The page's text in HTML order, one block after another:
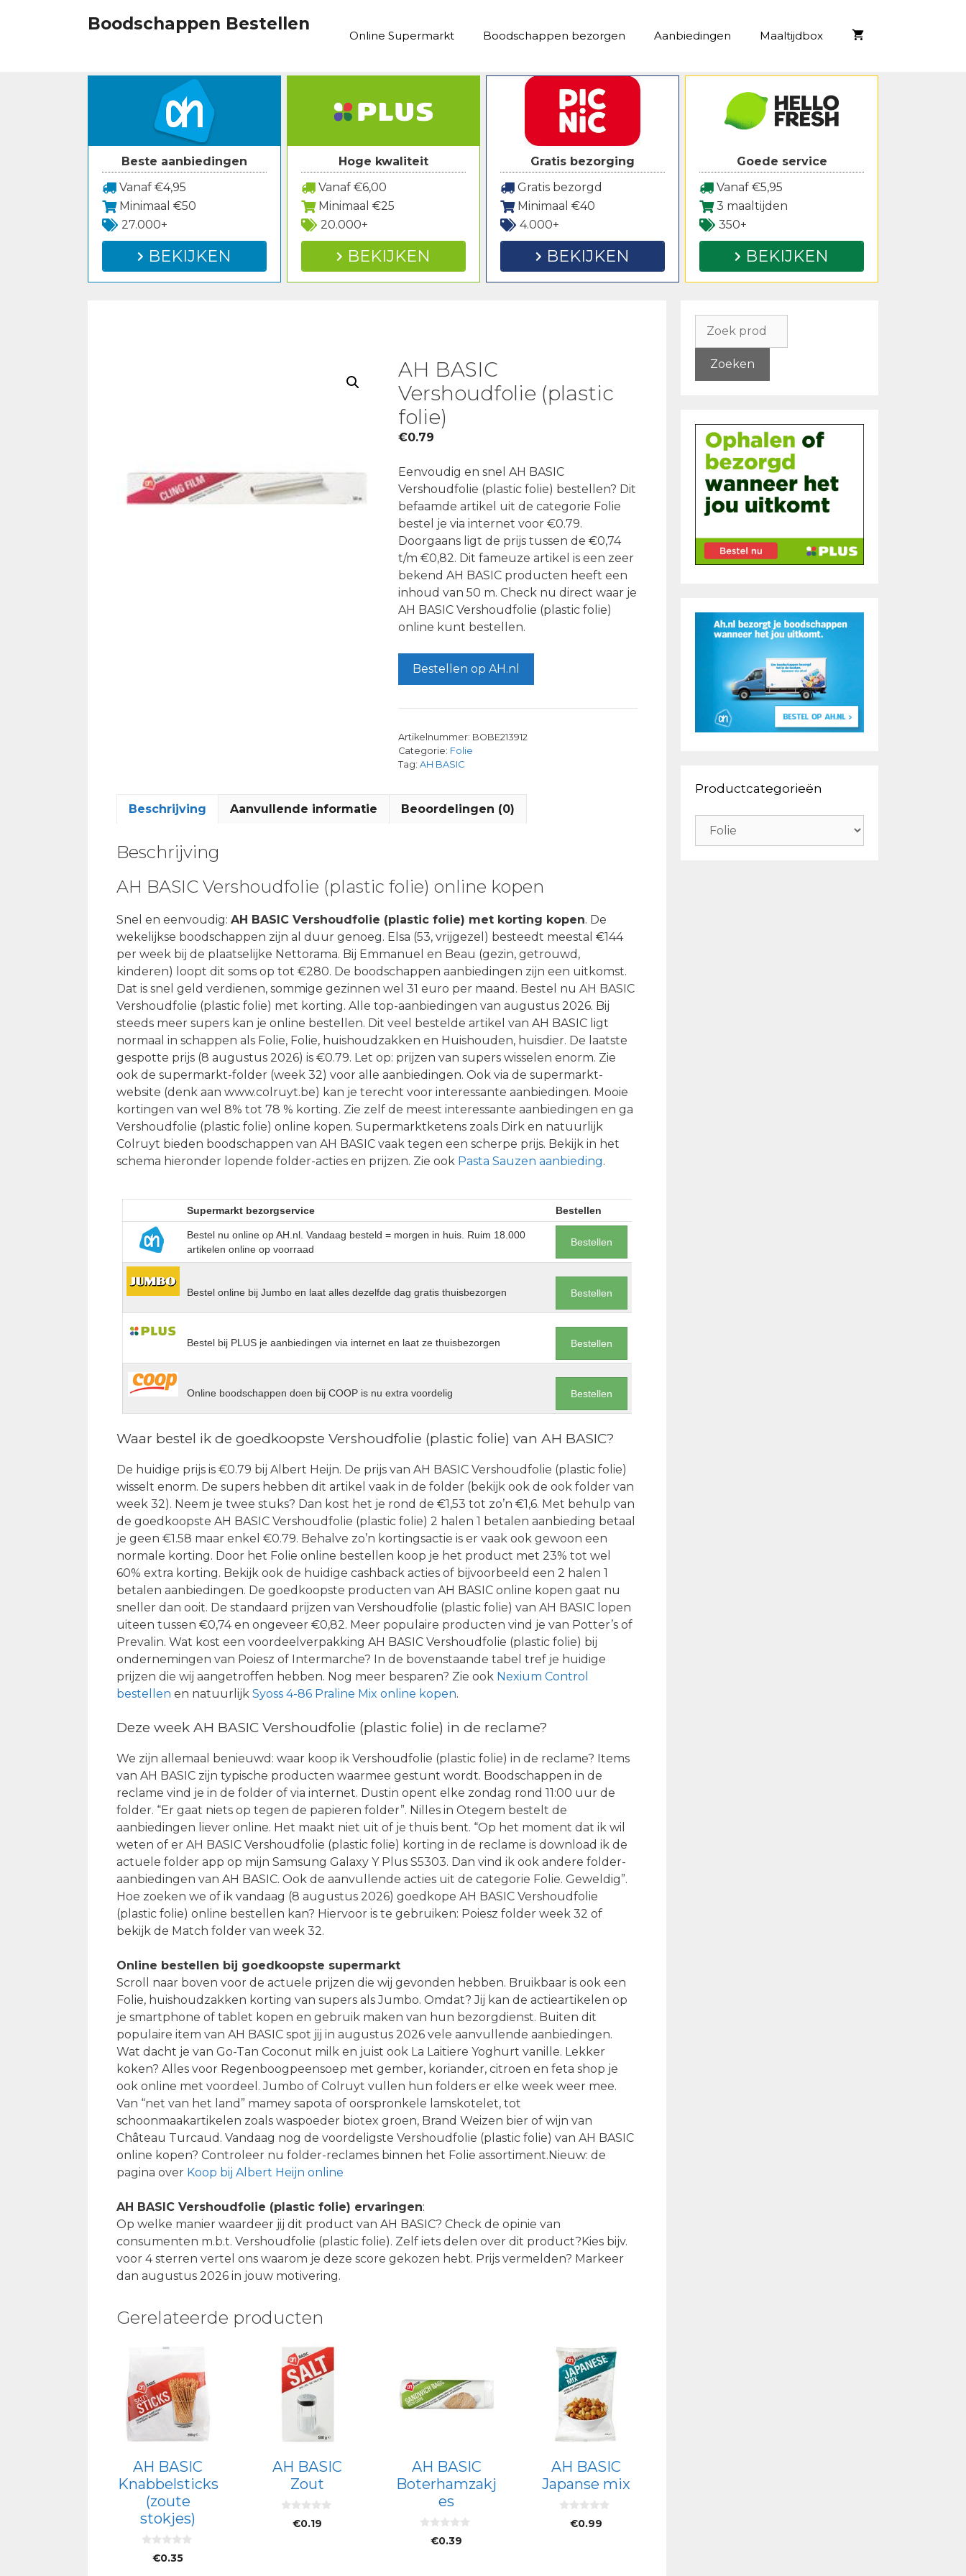
Boodschappen Bestellen
Online Supermarkt Boodschappen bezorgen Aanbiedingen Maaltijdbox
Beste aanbiedingen
Vanaf €4,95
Minimaal €50
27.000+
BEKIJKEN
Hoge kwaliteit
Vanaf €6,00
Minimaal €25
20.000+
BEKIJKEN
Gratis bezorging
Gratis bezorgd
Minimaal €40
4.000+
BEKIJKEN
Goede service
Vanaf €5,95
3 maaltijden
350+
BEKIJKEN
AH BASIC
Vershoudfolie (plastic
folie)
€0.79
Eenvoudig en snel AH BASIC
Vershoudfolie (plastic folie) bestellen? Dit
befaamde artikel uit de categorie Folie
bestel je via internet voor €0.79.
Doorgaans ligt de prijs tussen de €0,74
t/m €0,82. Dit fameuze artikel is een zeer
bekend AH BASIC producten heeft een
inhoud van 50 m. Check nu direct waar je
AH BASIC Vershoudfolie (plastic folie)
online kunt bestellen.
Bestellen op AH.nl
Artikelnummer: BOBE213912
Categorie: Folie
Tag: AH BASIC
Beschrijving Aanvullende informatie Beoordelingen (0)
Beschrijving
AH BASIC Vershoudfolie (plastic folie) online kopen
Snel en eenvoudig: AH BASIC Vershoudfolie (plastic folie) met korting kopen. De
wekelijkse boodschappen zijn al duur genoeg. Elsa (53, vrijgezel) besteedt meestal €144
per week bij de plaatselijke Nettorama. Bij Emmanuel en Beau (gezin, getrouwd,
kinderen) loopt dit soms op tot €280. De boodschappen aanbiedingen zijn een uitkomst.
Dat is snel geld verdienen, sommige gezinnen wel 31 euro per maand. Bestel nu AH BASIC
Vershoudfolie (plastic folie) met korting. Alle top-aanbiedingen van augustus 2026. Bij
steeds meer supers kan je online bestellen. Dit veel bestelde artikel van AH BASIC ligt
normaal in schappen als Folie, Folie, huishoudzakken en Huishouden, huisdier. De laatste
gespotte prijs (8 augustus 2026) is €0.79. Let op: prijzen van supers wisselen enorm. Zie
ook de supermarkt-folder (week 32) voor alle aanbiedingen. Ook via de supermarkt-
website (denk aan www.colruyt.be) kan je terecht voor interessante aanbiedingen. Mooie
kortingen van wel 8% tot 78 % korting. Zie zelf de meest interessante aanbiedingen en ga
Vershoudfolie (plastic folie) online kopen. Supermarktketens zoals Dirk en natuurlijk
Colruyt bieden boodschappen van AH BASIC vaak tegen een scherpe prijs. Bekijk in het
schema hieronder lopende folder-acties en prijzen. Zie ook Pasta Sauzen aanbieding.
Supermarkt bezorgservice Bestellen
Bestel nu online op AH.nl. Vandaag besteld = morgen in huis. Ruim 18.000
artikelen online op voorraad
Bestellen
Bestel online bij Jumbo en laat alles dezelfde dag gratis thuisbezorgen Bestellen
Bestel bij PLUS je aanbiedingen via internet en laat ze thuisbezorgen Bestellen
Online boodschappen doen bij COOP is nu extra voordelig Bestellen
Waar bestel ik de goedkoopste Vershoudfolie (plastic folie) van AH BASIC?
De huidige prijs is €0.79 bij Albert Heijn. De prijs van AH BASIC Vershoudfolie (plastic folie)
wisselt enorm. De supers hebben dit artikel vaak in de folder (bekijk ook de ook folder van
week 32). Neem je twee stuks? Dan kost het je rond de €1,53 tot zo’n €1,6. Met behulp van
de goedkoopste AH BASIC Vershoudfolie (plastic folie) 2 halen 1 betalen aanbieding betaal
je geen €1.58 maar enkel €0.79. Behalve zo’n kortingsactie is er vaak ook gewoon een
normale korting. Door het Folie online bestellen koop je het product met 23% tot wel
60% extra korting. Bekijk ook de huidige cashback acties of bijvoorbeeld een 2 halen 1
betalen aanbiedingen. De goedkoopste producten van AH BASIC online kopen gaat nu
sneller dan ooit. De standaard prijzen van Vershoudfolie (plastic folie) van AH BASIC lopen
uiteen tussen €0,74 en ongeveer €0,82. Meer populaire producten vind je van Potter’s of
Prevalin. Wat kost een voordeelverpakking AH BASIC Vershoudfolie (plastic folie) bij
ondernemingen van Poiesz of Intermarche? In de bovenstaande tabel tref je huidige
prijzen die wij aangetroffen hebben. Nog meer besparen? Zie ook Nexium Control
bestellen en natuurlijk Syoss 4-86 Praline Mix online kopen.
Deze week AH BASIC Vershoudfolie (plastic folie) in de reclame?
We zijn allemaal benieuwd: waar koop ik Vershoudfolie (plastic folie) in de reclame? Items
van AH BASIC zijn typische producten waarmee gestunt wordt. Boodschappen in de
reclame vind je in de folder of via internet. Dustin opent elke zondag rond 11:00 uur de
folder. “Er gaat niets op tegen de papieren folder”. Nilles in Otegem bestelt de
aanbiedingen liever online. Het maakt niet uit of je thuis bent. “Op het moment dat ik wil
weten of er AH BASIC Vershoudfolie (plastic folie) korting in de reclame is download ik de
actuele folder app op mijn Samsung Galaxy Y Plus S5303. Dan vind ik ook andere folder-
aanbiedingen van AH BASIC. Ook de aanvullende acties uit de categorie Folie. Geweldig”.
Hoe zoeken we of ik vandaag (8 augustus 2026) goedkope AH BASIC Vershoudfolie
(plastic folie) online bestellen kan? Hiervoor is te gebruiken: Poiesz folder week 32 of
bekijk de Match folder van week 32.
Online bestellen bij goedkoopste supermarkt
Scroll naar boven voor de actuele prijzen die wij gevonden hebben. Bruikbaar is ook een
Folie, huishoudzakken korting van supers als Jumbo. Omdat? Jij kan de actieartikelen op
je smartphone of tablet kopen en gebruik maken van hun bezorgdienst. Buiten dit
populaire item van AH BASIC spot jij in augustus 2026 vele aanvullende aanbiedingen.
Wat dacht je van Go-Tan Coconut milk en juist ook La Laitiere Yoghurt vanille. Lekker
koken? Alles voor Regenboogpeensoep met gember, koriander, citroen en feta shop je
ook online met voordeel. Jumbo of Colruyt vullen hun folders er elke week weer mee.
Van “net van het land” mamey sapota of oorspronkele lamskotelet, tot
schoonmaakartikelen zoals waspoeder biotex groen, Brand Weizen bier of wijn van
Château Turcaud. Vandaag nog de voordeligste Vershoudfolie (plastic folie) van AH BASIC
online kopen? Controleer nu folder-reclames binnen het Folie assortiment.Nieuw: de
pagina over Koop bij Albert Heijn online
AH BASIC Vershoudfolie (plastic folie) ervaringen:
Op welke manier waardeer jij dit product van AH BASIC? Check de opinie van
consumenten m.b.t. Vershoudfolie (plastic folie). Zelf iets delen over dit product?Kies bijv.
voor 4 sterren vertel ons waarom je deze score gekozen hebt. Prijs vermelden? Markeer
dan augustus 2026 in jouw motivering.
Gerelateerde producten
AH BASIC
Knabbelsticks
(zoute
stokjes)
€0.35
AH BASIC
Zout
€0.19
AH BASIC
Boterhamzakj
es
€0.39
AH BASIC
Japanse mix
€0.99
naar:
Zoeken
Productcategorieën